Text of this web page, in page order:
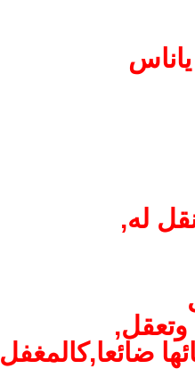
له,
وتعقل,
ضائعا,كالمغفل